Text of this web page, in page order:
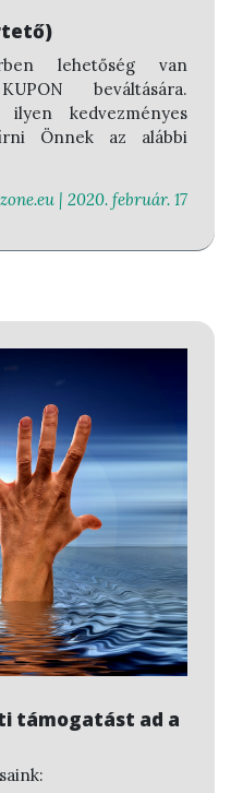
lehetőség van
beváltására.
ilyen kedvezményes
Önnek az alábbi
| 2020. február. 17
támogatást ad a